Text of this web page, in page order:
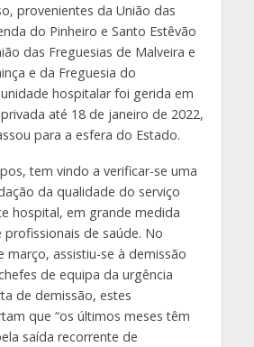
provenientes da União das
do Pinheiro e Santo Estêvão
das Freguesias de Malveira e
e da Freguesia do
hospitalar foi gerida em
até 18 de janeiro de 2022,
para a esfera do Estado.
tem vindo a verificar-se uma
da qualidade do serviço
hospital, em grande medida
de saúde. No
março, assistiu-se à demissão
de equipa da urgência
de demissão, estes
que “os últimos meses têm
saída recorrente de